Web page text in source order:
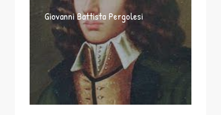
Giovanni Battista Pergolesi